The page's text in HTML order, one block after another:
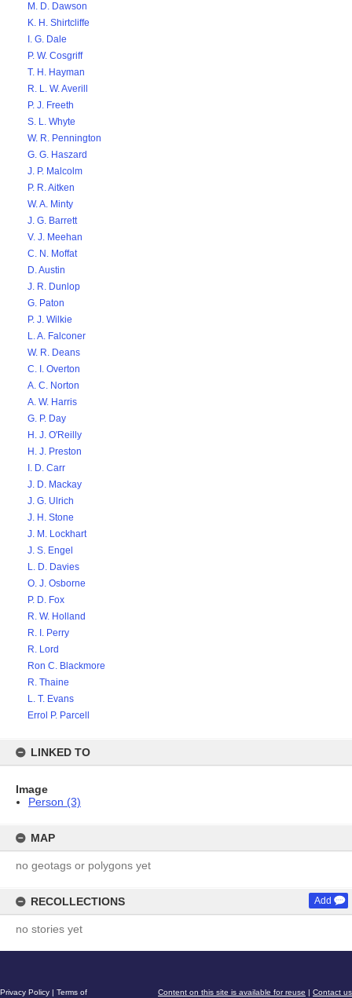
M. D. Dawson
K. H. Shirtcliffe
I. G. Dale
P. W. Cosgriff
T. H. Hayman
R. L. W. Averill
P. J. Freeth
S. L. Whyte
W. R. Pennington
G. G. Haszard
J. P. Malcolm
P. R. Aitken
W. A. Minty
J. G. Barrett
V. J. Meehan
C. N. Moffat
D. Austin
J. R. Dunlop
G. Paton
P. J. Wilkie
L. A. Falconer
W. R. Deans
C. I. Overton
A. C. Norton
A. W. Harris
G. P. Day
H. J. O'Reilly
H. J. Preston
I. D. Carr
J. D. Mackay
J. G. Ulrich
J. H. Stone
J. M. Lockhart
J. S. Engel
L. D. Davies
O. J. Osborne
P. D. Fox
R. W. Holland
R. I. Perry
R. Lord
Ron C. Blackmore
R. Thaine
L. T. Evans
Errol P. Parcell
LINKED TO
Image
Person (3)
MAP
no geotags or polygons yet
RECOLLECTIONS Add
no stories yet
Content on this site is available for reuse | Contact us
Privacy Policy | Terms of